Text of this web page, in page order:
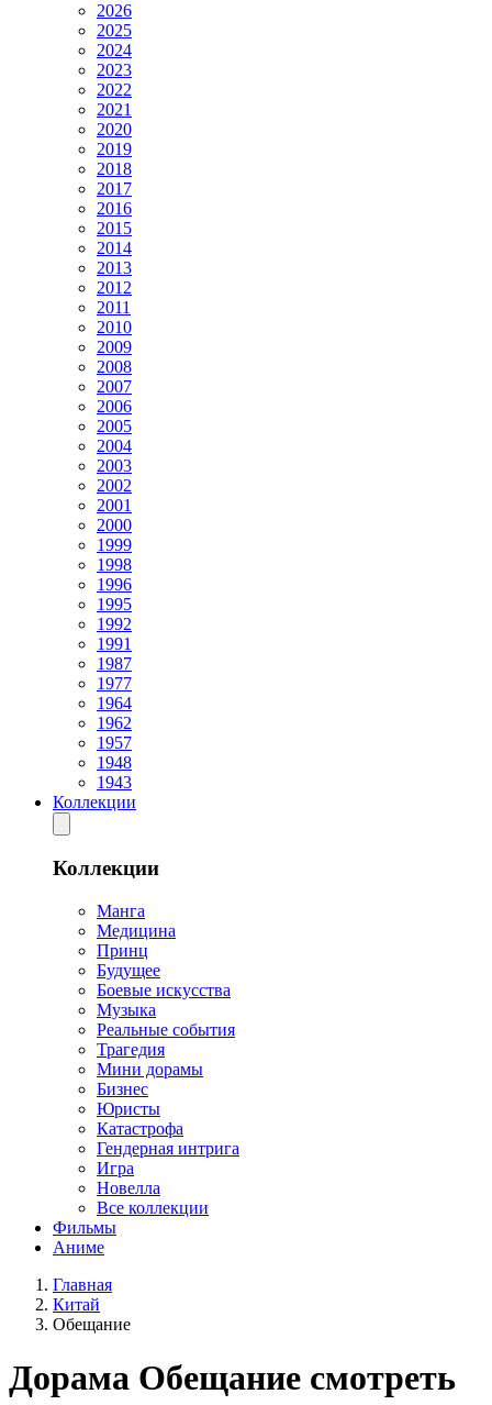
2026
2025
2024
2023
2022
2021
2020
2019
2018
2017
2016
2015
2014
2013
2012
2011
2010
2009
2008
2007
2006
2005
2004
2003
2002
2001
2000
1999
1998
1996
1995
1992
1991
1987
1977
1964
1962
1957
1948
1943
Коллекции
Коллекции
Манга
Медицина
Принц
Будущее
Боевые искусства
Музыка
Реальные события
Трагедия
Мини дорамы
Бизнес
Юристы
Катастрофа
Гендерная интрига
Игра
Новелла
Все коллекции
Фильмы
Аниме
Главная
Китай
Обещание
Дорама Обещание смотреть